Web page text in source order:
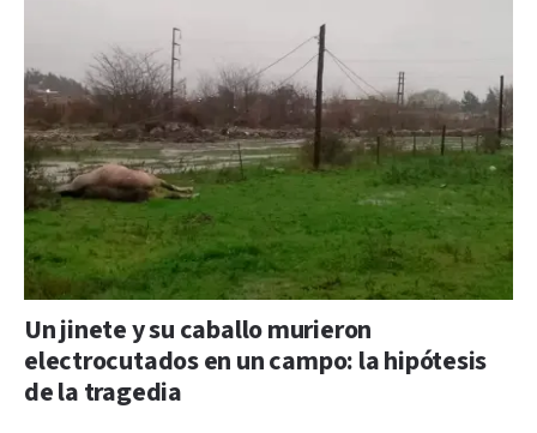
Un jinete y su caballo murieron
electrocutados en un campo: la hipótesis
de la tragedia